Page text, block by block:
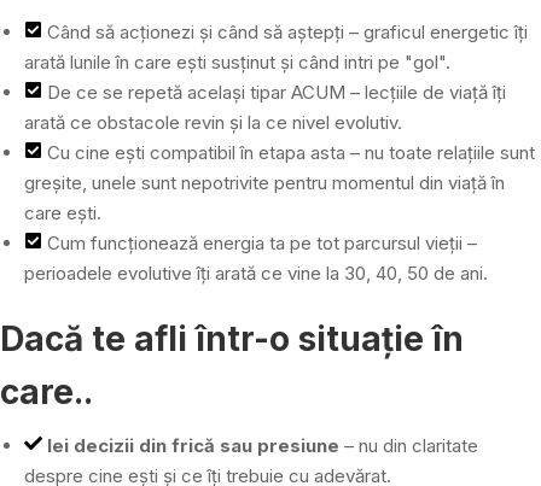
Când să acționezi și când să aștepți – graficul energetic îți
arată lunile în care ești susținut și când intri pe "gol".
De ce se repetă același tipar ACUM – lecțiile de viață îți
arată ce obstacole revin și la ce nivel evolutiv.
Cu cine ești compatibil în etapa asta – nu toate relațiile sunt
greșite, unele sunt nepotrivite pentru momentul din viață în
care ești.
Cum funcționează energia ta pe tot parcursul vieții –
perioadele evolutive îți arată ce vine la 30, 40, 50 de ani.
Dacă te afli într-o situație în
care..
Iei decizii din frică sau presiune – nu din claritate
despre cine ești și ce îți trebuie cu adevărat.